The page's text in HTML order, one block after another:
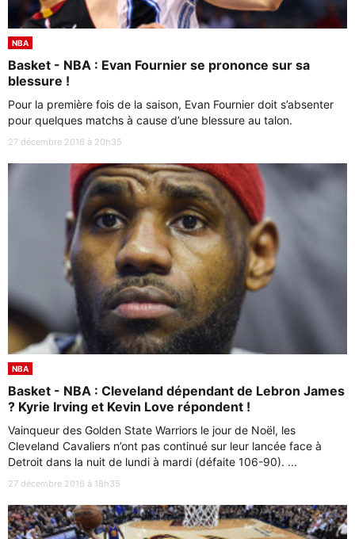
NBA
Basket - NBA : Evan Fournier se prononce sur sa
blessure !
Pour la première fois de la saison, Evan Fournier doit s’absenter
pour quelques matchs à cause d’une blessure au talon.
27 décembre 2016 à 20h35
NBA
Basket - NBA : Cleveland dépendant de Lebron James
? Kyrie Irving et Kevin Love répondent !
Vainqueur des Golden State Warriors le jour de Noël, les
Cleveland Cavaliers n’ont pas continué sur leur lancée face à
Detroit dans la nuit de lundi à mardi (défaite 106-90). ...
27 décembre 2016 à 18h35